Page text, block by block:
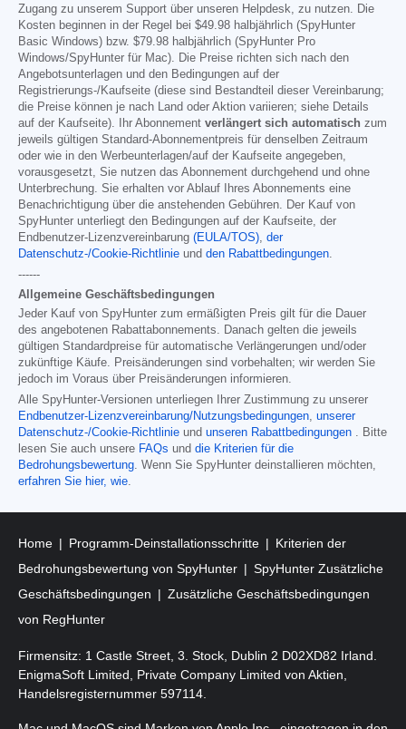
Zugang zu unserem Support über unseren Helpdesk, zu nutzen. Die
Kosten beginnen in der Regel bei $49.98 halbjährlich (SpyHunter
Basic Windows) bzw. $79.98 halbjährlich (SpyHunter Pro
Windows/SpyHunter für Mac). Die Preise richten sich nach den
Angebotsunterlagen und den Bedingungen auf der
Registrierungs-/Kaufseite (diese sind Bestandteil dieser Vereinbarung;
die Preise können je nach Land oder Aktion variieren; siehe Details
auf der Kaufseite). Ihr Abonnement verlängert sich automatisch zum
jeweils gültigen Standard-Abonnementpreis für denselben Zeitraum
oder wie in den Werbeunterlagen/auf der Kaufseite angegeben,
vorausgesetzt, Sie nutzen das Abonnement durchgehend und ohne
Unterbrechung. Sie erhalten vor Ablauf Ihres Abonnements eine
Benachrichtigung über die anstehenden Gebühren. Der Kauf von
SpyHunter unterliegt den Bedingungen auf der Kaufseite, der
Endbenutzer-Lizenzvereinbarung (EULA/TOS) der
Datenschutz-/Cookie-Richtlinie und den Rabattbedingungen
------
Allgemeine Geschäftsbedingungen
Jeder Kauf von SpyHunter zum ermäßigten Preis gilt für die Dauer
des angebotenen Rabattabonnements. Danach gelten die jeweils
gültigen Standardpreise für automatische Verlängerungen und/oder
zukünftige Käufe. Preisänderungen sind vorbehalten; wir werden Sie
jedoch im Voraus über Preisänderungen informieren.
Alle SpyHunter-Versionen unterliegen Ihrer Zustimmung zu unserer
Endbenutzer-Lizenzvereinbarung/Nutzungsbedingungen unserer
Datenschutz-/Cookie-Richtlinie und unseren Rabattbedingungen . Bitte
lesen Sie auch unsere FAQs und die Kriterien für die
Bedrohungsbewertung . Wenn Sie SpyHunter deinstallieren möchten,
erfahren Sie hier, wie
Home Programm-Deinstallationsschritte
Kriterien der
Bedrohungsbewertung von SpyHunter
SpyHunter Zusätzliche
Geschäftsbedingungen
Zusätzliche Geschäftsbedingungen
von RegHunter
Firmensitz: 1 Castle Street, 3. Stock, Dublin 2 D02XD82 Irland.
EnigmaSoft Limited, Private Company Limited von Aktien,
Handelsregisternummer 597114.